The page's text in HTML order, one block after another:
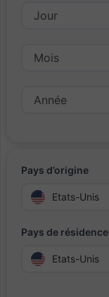
Pays d’origine
Etats-Unis
Pays de résidence
Etats-Unis